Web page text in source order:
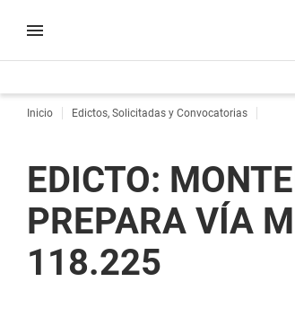
Inicio Edictos, Solicitadas y Convocatorias
EDICTO:
PREPARA VÍA
118.225